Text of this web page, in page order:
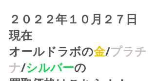
２０２２年１０月２７日
現在
オールドラボの金/プラチ
ナ/シルバーの